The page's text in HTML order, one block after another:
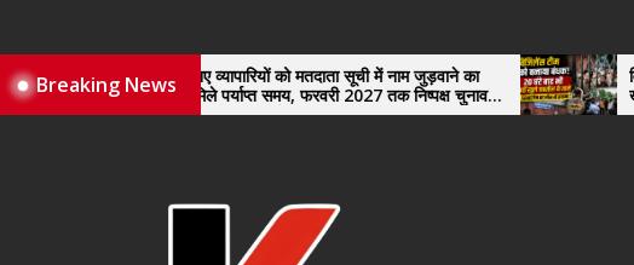
the
content
Breaking Newsनए व्यापारियों को मतदाता सूची में नाम जुड़वाने का
मिले पर्याप्त समय, फरवरी 2027 तक निष्पक्ष चुनाव
कराने की उठाई मांग, सौंपा ज्ञापन।
विजिलेंस टीम
खुले तहसील